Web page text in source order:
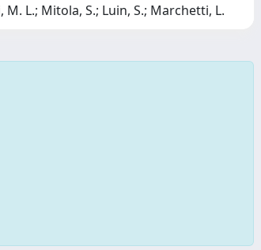
M. L.; Mitola, S.; Luin, S.; Marchetti, L.